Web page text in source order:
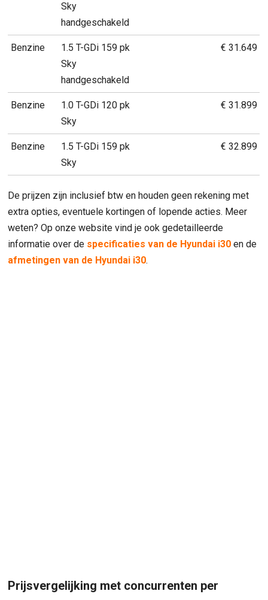
Sky
handgeschakeld
Benzine
1.5 T-GDi 159 pk
Sky
handgeschakeld
€ 31.649
Benzine
1.0 T-GDi 120 pk
Sky
€ 31.899
Benzine
1.5 T-GDi 159 pk
Sky
€ 32.899
De prijzen zijn inclusief btw en houden geen rekening met
extra opties, eventuele kortingen of lopende acties. Meer
weten? Op onze website vind je ook gedetailleerde
informatie over de specificaties van de Hyundai i30 en de
afmetingen van de Hyundai i30.
Prijsvergelijking met concurrenten per